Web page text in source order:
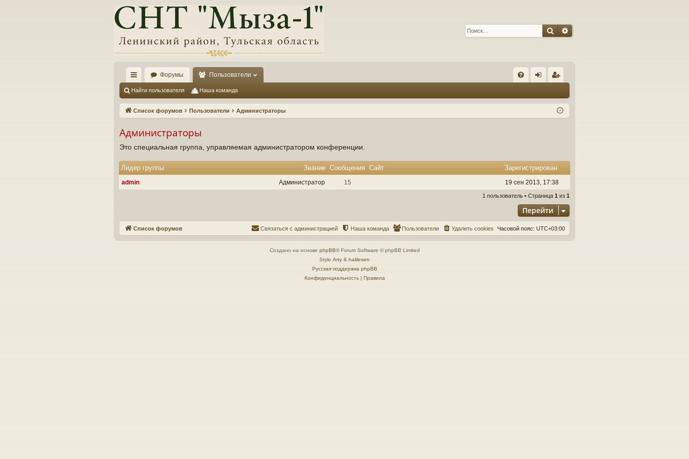
ПоискРасширенный поиск
с
ы
и
Форумы Пользователи
Q д ис
Найти пользователя Наша команда
Список форумов Пользователи Администраторы
Администраторы
Это специальная группа, управляемая администратором конференции.
Звание
Лидер группы Сообщения Сайт Зарегистрирован
Администратор
admin 15 19 сен 2013, 17:38
1 пользователь • Страница 1 из 1
Перейти
Список форумов Часовой пояс: UTC+03:00
Удалить cookies
Пользователи
Наша команда
Связаться с администрацией
Создано на основе phpBB® Forum Software © phpBB Limited
Style Arty & halilesen
Русская поддержка phpBB
Конфиденциальность| Правила